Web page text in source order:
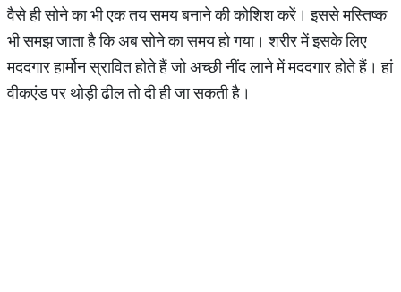
वैसे ही सोने का भी एक तय समय बनाने की कोशिश करें। इससे मस्तिष्क
भी समझ जाता है कि अब सोने का समय हो गया। शरीर में इसके लिए
मददगार हार्मोन स्रावित होते हैं जो अच्छी नींद लाने में मददगार होते हैं। हां
वीकएंड पर थोड़ी ढील तो दी ही जा सकती है।